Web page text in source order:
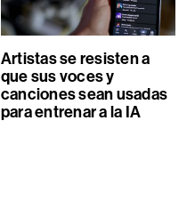
Artistas se resisten a
que sus voces y
canciones sean usadas
para entrenar a la IA